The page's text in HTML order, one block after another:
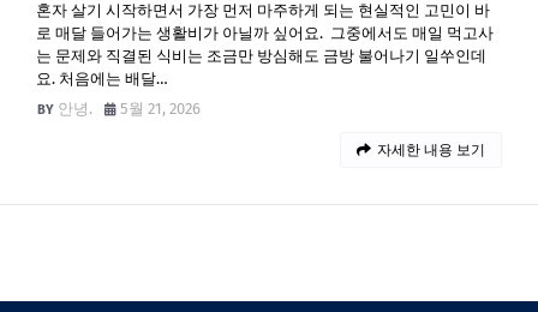
혼자 살기 시작하면서 가장 먼저 마주하게 되는 현실적인 고민이 바
로 매달 들어가는 생활비가 아닐까 싶어요. 그중에서도 매일 먹고사
는 문제와 직결된 식비는 조금만 방심해도 금방 불어나기 일쑤인데
요. 처음에는 배달…
안녕.
5월 21, 2026
자세한 내용 보기